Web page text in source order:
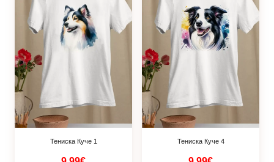
Тениска Куче 1 Тениска Куче 4